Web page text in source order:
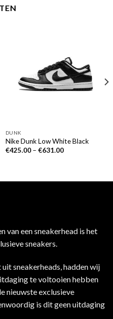
DUNK
Nike Dunk Low White Black
€425.00– €631.00
van een sneakerhead is het
sneakers.
sneakerheads, hadden wij
te voltooien hebben
nieuwste exclusieve
is dit geen uitdaging